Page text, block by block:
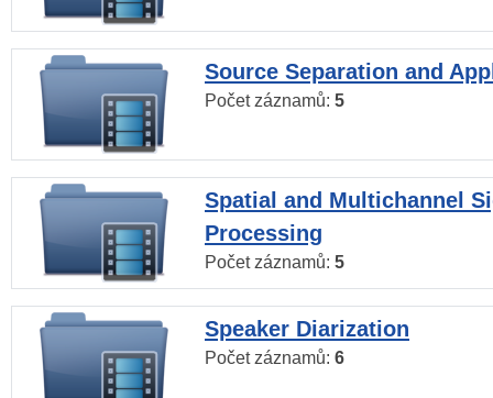
Source Separation and
Počet záznamů: 5
Spatial and Multichannel
Processing
Počet záznamů: 5
Speaker Diarization
Počet záznamů: 6